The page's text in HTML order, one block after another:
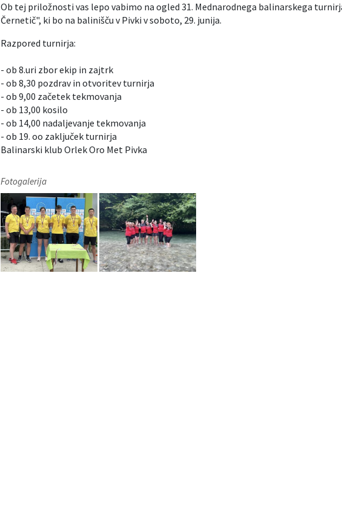
Ob tej priložnosti vas lepo vabimo na ogled 31. Mednarodnega balinarskega
Černetič", ki bo na balinišču v Pivki v soboto, 29. junija.
Razpored turnirja:
- ob 8.uri zbor ekip in zajtrk
- ob 8,30 pozdrav in otvoritev turnirja
- ob 9,00 začetek tekmovanja
- ob 13,00 kosilo
- ob 14,00 nadaljevanje tekmovanja
- ob 19. oo zaključek turnirja
Balinarski klub Orlek Oro Met Pivka
Fotogalerija